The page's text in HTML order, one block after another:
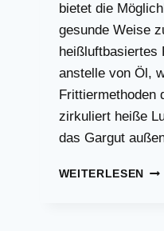
bietet die
gesunde Weise
heißluftbasiertes
anstelle von Öl,
Frittiermethoden
zirkuliert heiße
das Gargut
WEITERLESEN